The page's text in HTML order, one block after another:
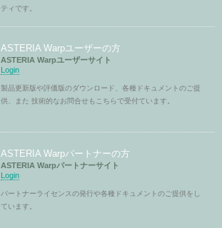
ティです。
ASTERIA Warpユーザーの方
ASTERIA Warpユーザーサイト
Login
製品更新版や評価版のダウンロード、各種ドキュメントのご提
供、また 技術的なお問合せもこちらで受付ています。
ASTERIA Warpパートナーの方
ASTERIA Warpパートナーサイト
Login
パートナーライセンスの発行や各種ドキュメントのご提供をし
ています。